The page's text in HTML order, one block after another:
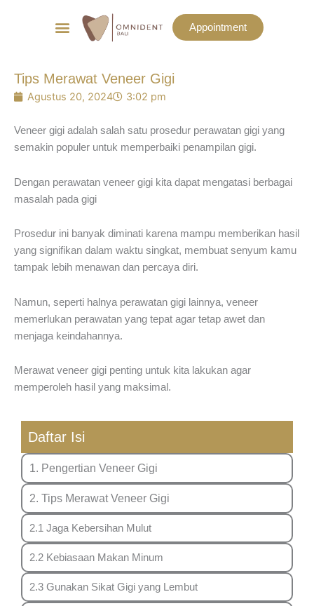
Menu Appointment
Tips Merawat Veneer Gigi
Agustus 20, 2024 3:02 pm
Veneer gigi adalah salah satu prosedur perawatan gigi yang
semakin populer untuk memperbaiki penampilan gigi.
Dengan perawatan veneer gigi kita dapat mengatasi berbagai
masalah pada gigi
Prosedur ini banyak diminati karena mampu memberikan hasil
yang signifikan dalam waktu singkat, membuat senyum kamu
tampak lebih menawan dan percaya diri.
Namun, seperti halnya perawatan gigi lainnya, veneer
memerlukan perawatan yang tepat agar tetap awet dan
menjaga keindahannya.
Merawat veneer gigi penting untuk kita lakukan agar
memperoleh hasil yang maksimal.
Daftar Isi
1. Pengertian Veneer Gigi
2. Tips Merawat Veneer Gigi
2.1 Jaga Kebersihan Mulut
2.2 Kebiasaan Makan Minum
2.3 Gunakan Sikat Gigi yang Lembut